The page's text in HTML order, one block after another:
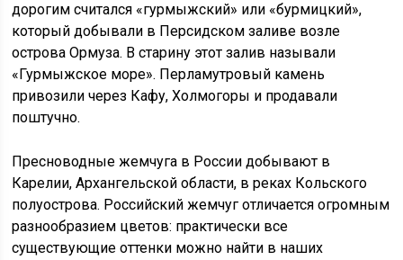
дорогим считался «гурмыжский» или «бурмицкий»,
который добывали в Персидском заливе возле
острова Ормуза. В старину этот залив называли
«Гурмыжское море». Перламутровый камень
привозили через Кафу, Холмогоры и продавали
поштучно.
Пресноводные жемчуга в России добывают в
Карелии, Архангельской области, в реках Кольского
полуострова. Российский жемчуг отличается огромным
разнообразием цветов: практически все
существующие оттенки можно найти в наших